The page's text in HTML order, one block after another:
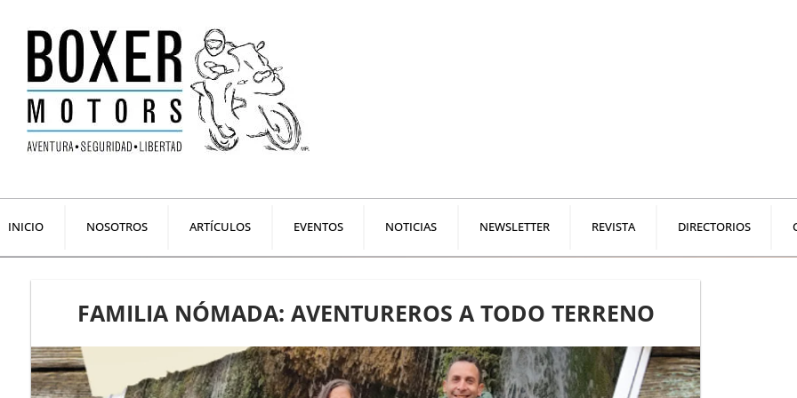
contenido
INICIO NOSOTROS ARTÍCULOS EVENTOS NOTICIAS NEWSLETTER REVISTA DIRECTORIOS
FAMILIA NÓMADA: AVENTUREROS A TODO TERRENO